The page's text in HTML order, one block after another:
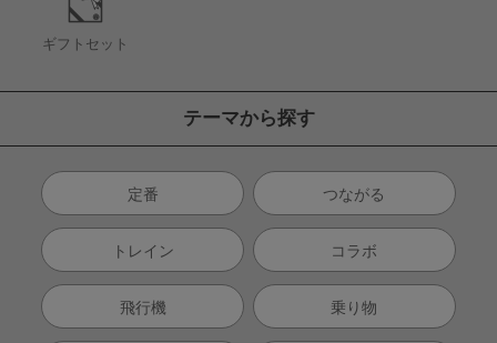
ギフトセット
テーマから探す
定番 つながる
トレイン コラボ
飛行機 乗り物